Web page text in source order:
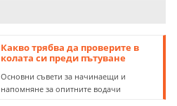
Какво трябва да проверите в
колата си преди пътуване
Основни съвети за начинаещи и
напомняне за опитните водачи